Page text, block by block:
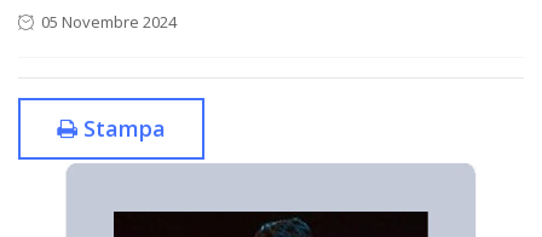
05 Novembre 2024
Stampa